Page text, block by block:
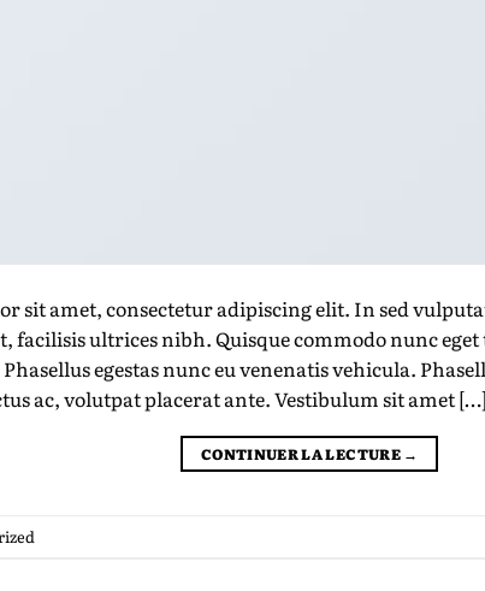
sit amet, consectetur adipiscing elit. In sed
facilisis ultrices nibh. Quisque commodo nunc
egestas nunc eu venenatis vehicula.
ac, volutpat placerat ante. Vestibulum sit amet […]
CONTINUER LA LECTURE →